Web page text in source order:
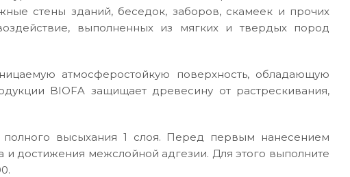
стены зданий, беседок, заборов, скамеек и прочих
выполненных из мягких и твердых пород
атмосферостойкую поверхность, обладающую
BIOFA защищает древесину от растрескивания,
высыхания 1 слоя. Перед первым нанесением
и достижения межслойной адгезии. Для этого выполните